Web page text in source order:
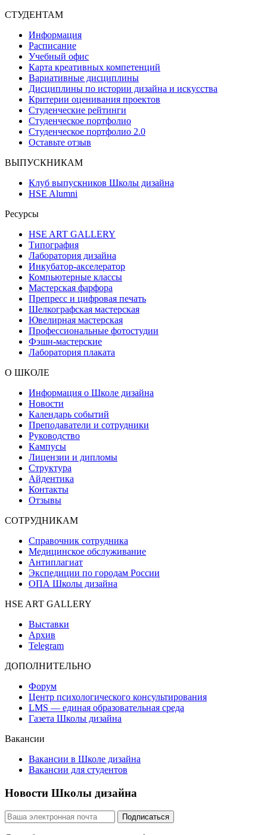
СТУДЕНТАМ
Информация
Расписание
Учебный офис
Карта креативных компетенций
Вариативные дисциплины
Дисциплины по истории дизайна и искусства
Критерии оценивания проектов
Студенческие рейтинги
Студенческое портфолио
Студенческое портфолио 2.0
Оставьте отзыв
ВЫПУСКНИКАМ
Клуб выпускников Школы дизайна
HSE Alumni
Ресурсы
HSE ART GALLERY
Типография
Лаборатория дизайна
Инкубатор-акселератор
Компьютерные классы
Мастерская фарфора
Препресс и цифровая печать
Шелкографская мастерская
Ювелирная мастерская
Профессиональные фотостудии
Фэшн-мастерские
Лаборатория плаката
О ШКОЛЕ
Информация о Школе дизайна
Новости
Календарь событий
Преподаватели и сотрудники
Руководство
Кампусы
Лицензии и дипломы
Структура
Айдентика
Контакты
Отзывы
СОТРУДНИКАМ
Справочник сотрудника
Медицинское обслуживание
Антиплагиат
Экспедиции по городам России
ОПА Школы дизайна
HSE ART GALLERY
Выставки
Архив
Telegram
ДОПОЛНИТЕЛЬНО
Форум
Центр психологического консультирования
LMS — единая образовательная среда
Газета Школы дизайна
Вакансии
Вакансии в Школе дизайна
Вакансии для студентов
Новости Школы дизайна